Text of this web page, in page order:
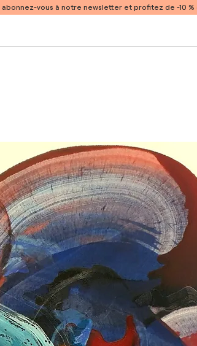
abonnez-vous à notre newsletter et profitez de -10